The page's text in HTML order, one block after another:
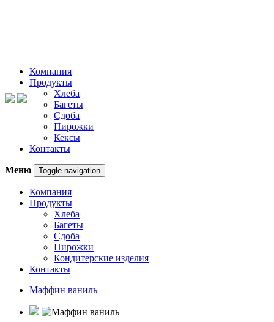
Компания
Продукты
Хлеба
Багеты
Сдоба
Пирожки
Кексы
Контакты
Меню Toggle navigation
Компания
Продукты
Хлеба
Багеты
Сдоба
Пирожки
Кондитерские изделия
Контакты
Маффин ваниль